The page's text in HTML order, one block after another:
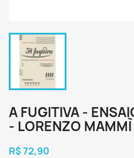
A FUGITIVA -
- LORENZO MAMMÌ
R$ 72,90